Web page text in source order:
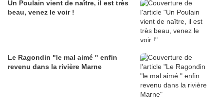
Un Poulain vient de naître, il est très
beau, venez le voir !
Le Ragondin "le mal aimé " enfin
revenu dans la rivière Marne